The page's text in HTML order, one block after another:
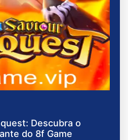
Descubra o
do 8f Game